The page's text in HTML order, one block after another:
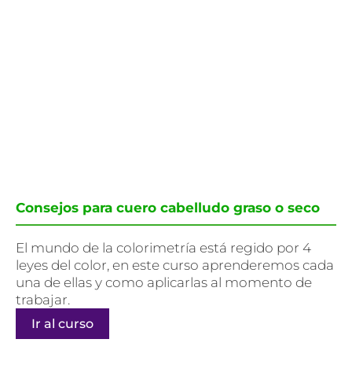
Consejos para cuero cabelludo graso o seco
El mundo de la colorimetría está regido por 4
leyes del color, en este curso aprenderemos cada
una de ellas y como aplicarlas al momento de
trabajar.
Ir al curso